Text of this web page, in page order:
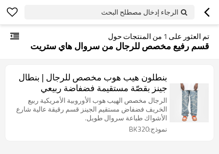
الرجاء إدخال مصطلح البحث
تم العثور على 1 من المنتجات حول
قسم رفيع مخصص للرجال من سروال هاي ستريت
بنطلون هيب هوب مخصص للرجال | بنطال
جينز بقصّة مستقيمة فضفاضة ربيعي
وخريفي | بنطال طويل بقسم رفيع بطبعة
أشواك الشارع
الرجال مخصص الهيب هوب الأوروبية الأمريكية ربيع
الخريف فضفاض مستقيم الجينز قسم رقيقة عالية شارع
الأشواك طباعة سروال طويل.
نموذج:BK320